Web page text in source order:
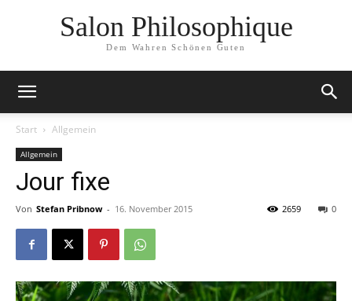
Salon Philosophique
Dem Wahren Schönen Guten
Start Allgemein
Allgemein
Jour fixe
Von Stefan Pribnow - 16. November 2015 0
2659